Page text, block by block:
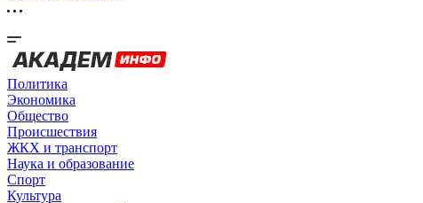
Политика
Экономика
Общество
Происшествия
ЖКХ и транспорт
Наука и образование
Спорт
Культура